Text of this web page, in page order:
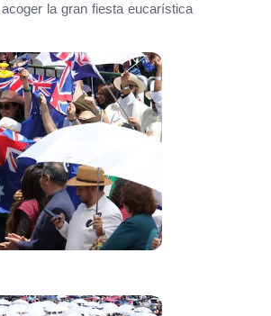
la gran fiesta eucarística